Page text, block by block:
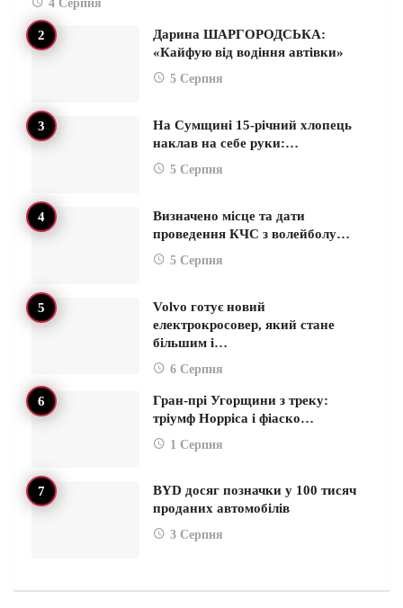
4 Серпня
Дарина ШАРГОРОДСЬКА:
«Кайфую від водіння автівки»
5 Серпня
На Сумщині 15-річний хлопець
наклав на себе руки:…
5 Серпня
Визначено місце та дати
проведення КЧС з волейболу…
5 Серпня
Volvo готує новий
електрокросовер, який стане
більшим і…
6 Серпня
Гран-прі Угорщини з треку:
тріумф Норріса і фіаско…
1 Серпня
BYD досяг позначки у 100 тисяч
проданих автомобілів
3 Серпня